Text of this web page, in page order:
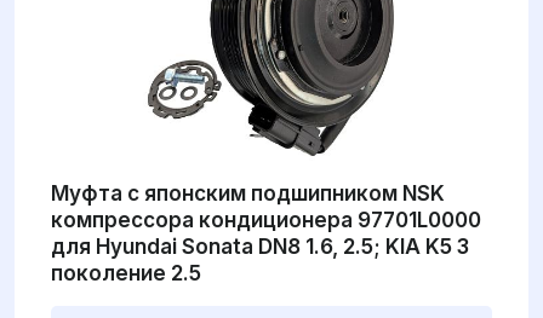
Муфта с японским подшипником NSK
компрессора кондиционера 97701L0000
для Hyundai Sonata DN8 1.6, 2.5; KIA K5 3
поколение 2.5